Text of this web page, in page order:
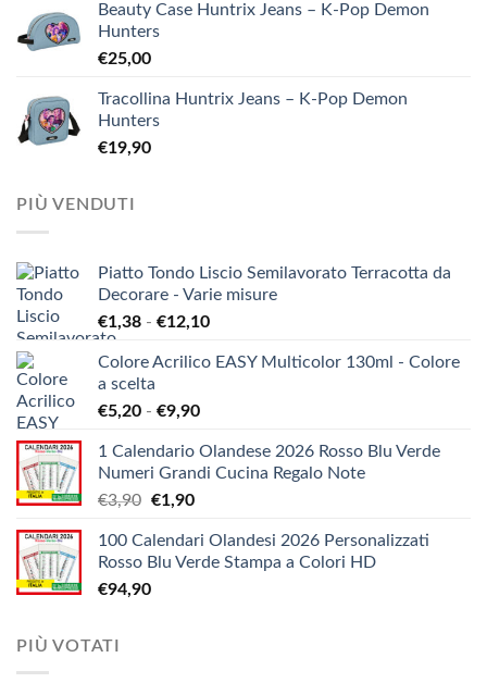
Beauty Case Huntrix Jeans – K-Pop Demon
Hunters
€25,00
Tracollina Huntrix Jeans – K-Pop Demon
Hunters
€19,90
PIÙ VENDUTI
Piatto Tondo Liscio Semilavorato Terracotta da
Decorare - Varie misure
€1,38 - €12,10Fascia
prezzo:
€12,10
Colore Acrilico EASY Multicolor 130ml - Colore
a scelta
€5,20 - €9,90Fascia
prezzo:
da
€9,90
1 Calendario Olandese 2026 Rosso Blu Verde
Numeri Grandi Cucina Regalo Note
€3,90 Il
originale
era:
€3,90.
€1,90Il
attuale
è:
100 Calendari Olandesi 2026 Personalizzati
Rosso Blu Verde Stampa a Colori HD
€94,90
PIÙ VOTATI